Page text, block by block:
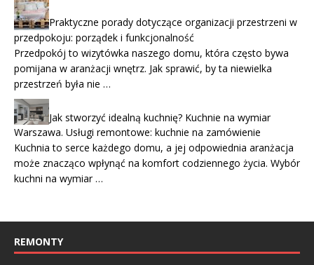
Praktyczne porady dotyczące organizacji przestrzeni w
przedpokoju: porządek i funkcjonalność
Przedpokój to wizytówka naszego domu, która często bywa
pomijana w aranżacji wnętrz. Jak sprawić, by ta niewielka
przestrzeń była nie …
Jak stworzyć idealną kuchnię? Kuchnie na wymiar
Warszawa. Usługi remontowe: kuchnie na zamówienie
Kuchnia to serce każdego domu, a jej odpowiednia aranżacja
może znacząco wpłynąć na komfort codziennego życia. Wybór
kuchni na wymiar …
REMONTY